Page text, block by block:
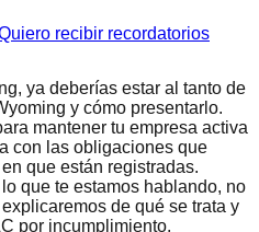
recibir recordatorios
ya deberías estar al tanto de
y cómo presentarlo.
mantener tu empresa activa
con las obligaciones que
que están registradas.
que te estamos hablando, no
de qué se trata y
por incumplimiento.